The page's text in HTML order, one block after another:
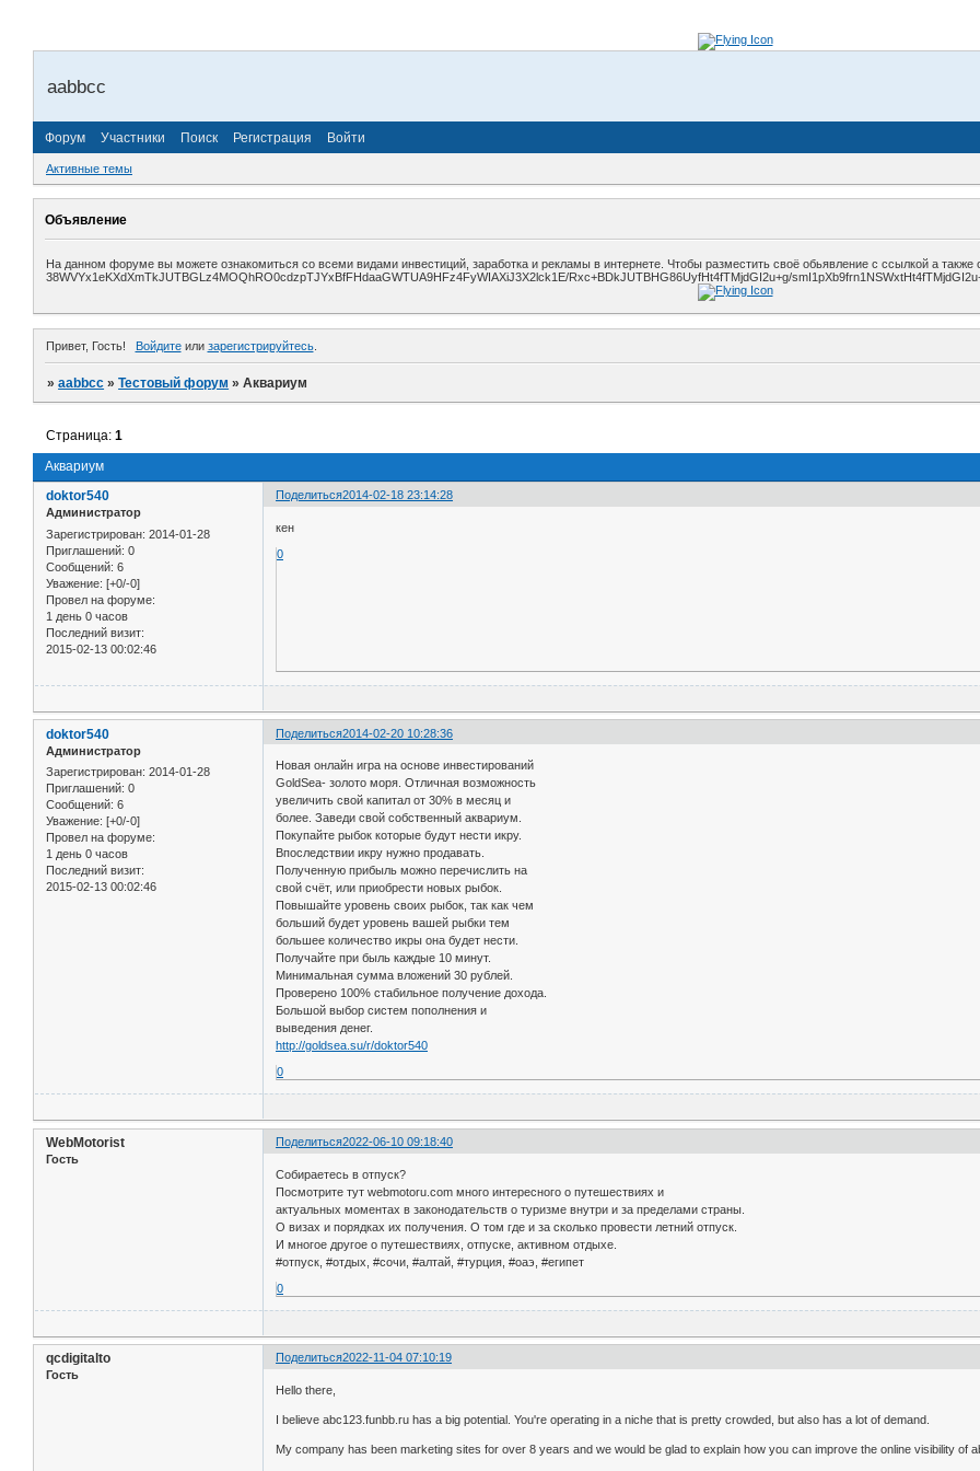
aabbcc
Форум Участники Поиск Регистрация Войти
Активные темы
Объявление
На данном форуме вы можете ознакомиться со всеми видами инвестиций, заработка и рекламы в интернете. Чтобы разместить своё обьявление с ссылкой а также
38WVYx1eKXdXmTkJUTBGLz4MOQhRO0cdzpTJYxBfFHdaaGWTUA9HFz4FyWIAXiJ3X2lck1E/Rxc+BDkJUTBHG86UyfHt4fTMjdGI2u+g/
Привет, Гость! Войдитеили зарегистрируйтесь.
»aabbcc »Тестовый форум »Аквариум
Аквариум
Страница:1
Поделиться2014-02-18 23:14:28
doktor540
Администратор
Зарегистрирован: 2014-01-28
Приглашений: 0
Сообщений: 6
Уважение: [+0/-0]
Провел на форуме:
1 день 0 часов
Последний визит:
2015-02-13 00:02:46
кен
0
Поделиться2014-02-20 10:28:36
doktor540
Администратор
Зарегистрирован: 2014-01-28
Приглашений: 0
Сообщений: 6
Уважение: [+0/-0]
Провел на форуме:
1 день 0 часов
Последний визит:
2015-02-13 00:02:46
Новая онлайн игра на основе инвестирований
GoldSea- золото моря. Отличная возможность
увеличить свой капитал от 30% в месяц и
более. Заведи свой собственный аквариум.
Покупайте рыбок которые будут нести икру.
Впоследствии икру нужно продавать.
Полученную прибыль можно перечислить на
свой счёт, или приобрести новых рыбок.
Повышайте уровень своих рыбок, так как чем
больший будет уровень вашей рыбки тем
большее количество икры она будет нести.
Получайте при быль каждые 10 минут.
Минимальная сумма вложений 30 рублей.
Проверено 100% стабильное получение дохода.
Большой выбор систем пополнения и
выведения денег.
http://goldsea.su/r/doktor540
0
Поделиться2022-06-10 09:18:40
WebMotorist
Гость
Собираетесь в отпуск?
Посмотрите тут webmotoru.com много интересного о путешествиях и
актуальных моментах в законодательств о туризме внутри и за пределами страны.
О визах и порядках их получения. О том где и за сколько провести летний отпуск.
И многое другое о путешествиях, отпуске, активном отдыхе.
#отпуск, #отдых, #сочи, #алтай, #турция, #оаэ, #египет
0
Поделиться2022-11-04 07:10:19
qcdigitalto
Гость
Hello there,
I believe abc123.funbb.ru has a big potential. You're operating in a niche that is pretty crowded, but also has a lot of demand.
My company has been marketing sites for over 8 years and we would be glad to explain how you can improve the online visibility of